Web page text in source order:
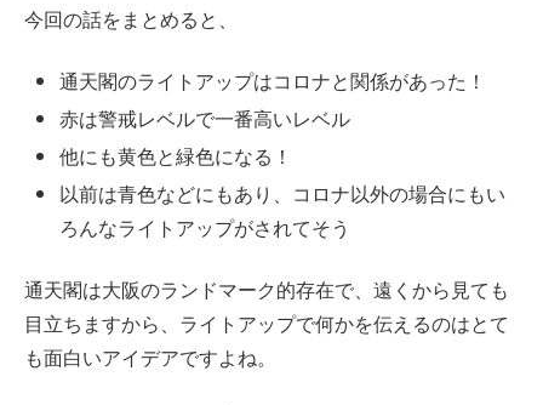
今回の話をまとめると、
通天閣のライトアップはコロナと関係があった！
赤は警戒レベルで一番高いレベル
他にも黄色と緑色になる！
以前は青色などにもあり、コロナ以外の場合にもい
ろんなライトアップがされてそう
通天閣は大阪のランドマーク的存在で、遠くから見ても
目立ちますから、ライトアップで何かを伝えるのはとて
も面白いアイデアですよね。